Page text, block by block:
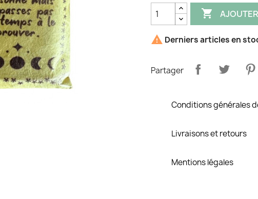

 Derniers articles en
Partager
Conditions générales
Livraisons et retours
Mentions légales